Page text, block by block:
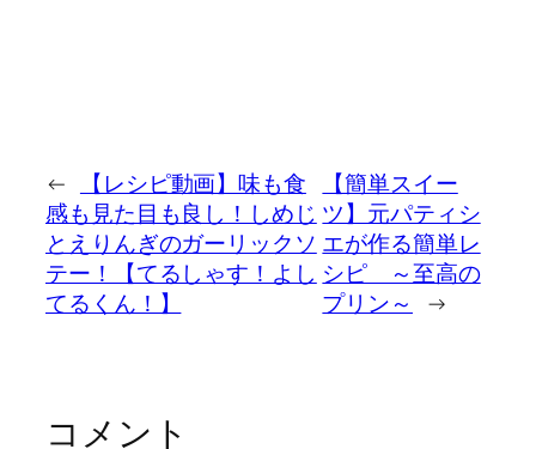
←
【レシピ動画】味も食
感も見た目も良し！しめじ
とえりんぎのガーリックソ
テー！【てるしゃす！よし
てるくん！】
【簡単スイー
ツ】元パティシ
エが作る簡単レ
シピ ～至高の
プリン～
→
コメント